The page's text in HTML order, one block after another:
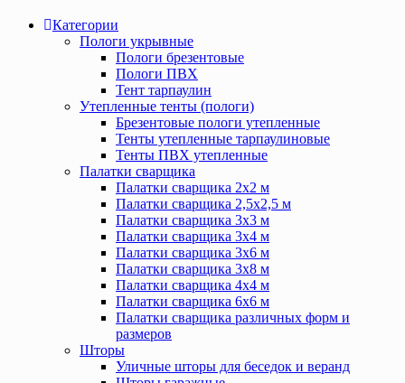
Категории
Пологи укрывные
Пологи брезентовые
Пологи ПВХ
Тент тарпаулин
Утепленные тенты (пологи)
Брезентовые пологи утепленные
Тенты утепленные тарпаулиновые
Тенты ПВХ утепленные
Палатки сварщика
Палатки сварщика 2х2 м
Палатки сварщика 2,5х2,5 м
Палатки сварщика 3х3 м
Палатки сварщика 3х4 м
Палатки сварщика 3х6 м
Палатки сварщика 3х8 м
Палатки сварщика 4х4 м
Палатки сварщика 6х6 м
Палатки сварщика различных форм и
размеров
Шторы
Уличные шторы для беседок и веранд